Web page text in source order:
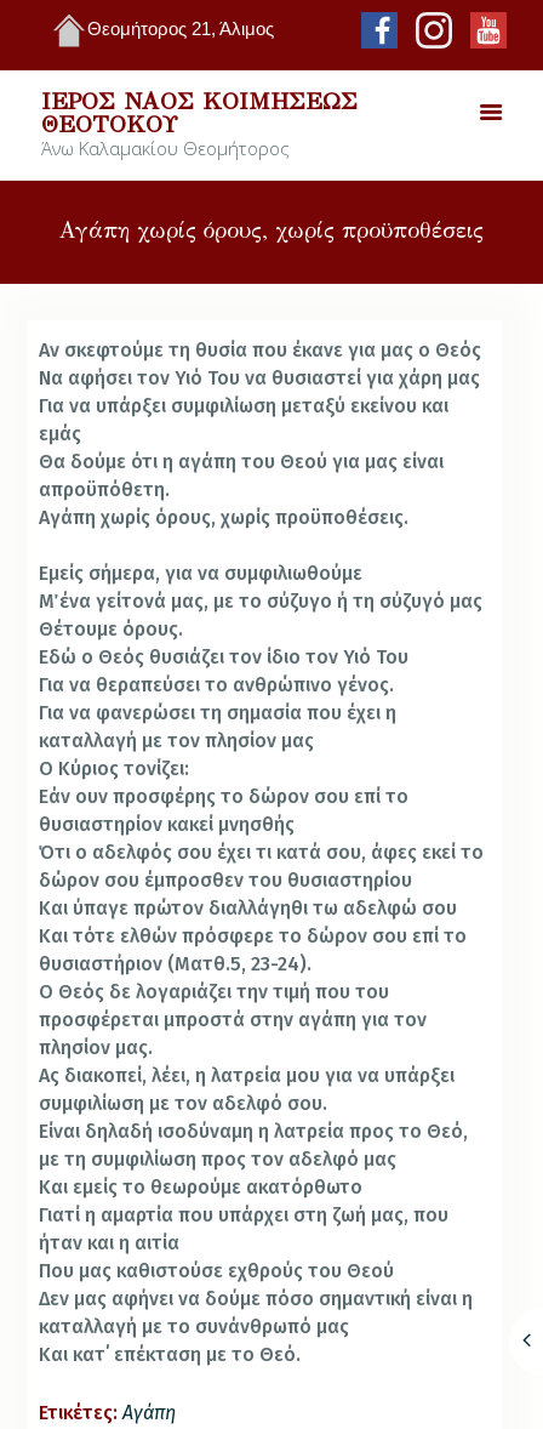
Θεομήτορος 21, Άλιμος
ΙΕΡΌΣ ΝΑΌΣ ΚΟΙΜΉΣΕΩΣ
ΘΕΟΤΌΚΟΥ
Άνω Καλαμακίου Θεομήτορος
Αγάπη χωρίς όρους, χωρίς προϋποθέσεις
Αν σκεφτούμε τη θυσία που έκανε για μας ο Θεός
Να αφήσει τον Υιό Του να θυσιαστεί για χάρη μας
Για να υπάρξει συμφιλίωση μεταξύ εκείνου και
εμάς
Θα δούμε ότι η αγάπη του Θεού για μας είναι
απροϋπόθετη.
Αγάπη χωρίς όρους, χωρίς προϋποθέσεις.
Εμείς σήμερα, για να συμφιλιωθούμε
Μ΄ ένα γείτονά μας, με το σύζυγο ή τη σύζυγό μας
Θέτουμε όρους.
Εδώ ο Θεός θυσιάζει τον ίδιο τον Υιό Του
Για να θεραπεύσει το ανθρώπινο γένος.
Για να φανερώσει τη σημασία που έχει η
καταλλαγή με τον πλησίον μας
Ο Κύριος τονίζει:
Εάν ουν προσφέρης το δώρον σου επί το
θυσιαστηρίον κακεί μνησθής
Ότι ο αδελφός σου έχει τι κατά σου, άφες εκεί το
δώρον σου έμπροσθεν του θυσιαστηρίου
Και ύπαγε πρώτον διαλλάγηθι τω αδελφώ σου
Και τότε ελθών πρόσφερε το δώρον σου επί το
θυσιαστήριον (Ματθ.5, 23-24).
Ο Θεός δε λογαριάζει την τιμή που του
προσφέρεται μπροστά στην αγάπη για τον
πλησίον μας.
Ας διακοπεί, λέει, η λατρεία μου για να υπάρξει
συμφιλίωση με τον αδελφό σου.
Είναι δηλαδή ισοδύναμη η λατρεία προς το Θεό,
με τη συμφιλίωση προς τον αδελφό μας
Και εμείς το θεωρούμε ακατόρθωτο
Γιατί η αμαρτία που υπάρχει στη ζωή μας, που
ήταν και η αιτία
Που μας καθιστούσε εχθρούς του Θεού
Δεν μας αφήνει να δούμε πόσο σημαντική είναι η
καταλλαγή με το συνάνθρωπό μας
Και κατ΄ επέκταση με το Θεό.
Ετικέτες: Αγάπη